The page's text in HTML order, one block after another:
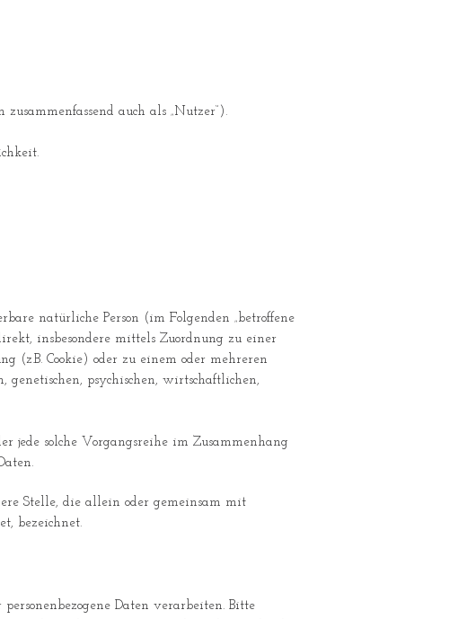
auch als „Nutzer“).
natürliche Person (im Folgenden „betroffene
insbesondere mittels Zuordnung zu einer
(z.B. Cookie) oder zu einem oder mehreren
psychischen, wirtschaftlichen,
jede solche Vorgangsreihe im Zusammenhang
Stelle, die allein oder gemeinsam mit
bezeichnet.
Daten verarbeiten. Bitte